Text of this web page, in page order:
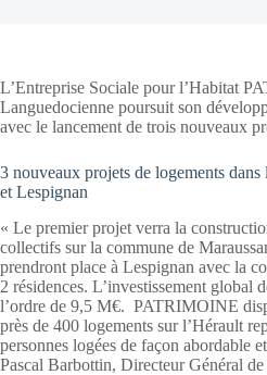
L’Entreprise Sociale pour l’Habitat
Languedocienne poursuit son
avec le lancement de trois nouveaux
3 nouveaux projets de logements dans
et Lespignan
« Le premier projet verra la
collectifs sur la commune de
prendront place à Lespignan avec la
2 résidences. L’investissement global
l’ordre de 9,5 M€. PATRIMOINE
près de 400 logements sur l’Hérault
personnes logées de façon abordable
Pascal Barbottin, Directeur Général